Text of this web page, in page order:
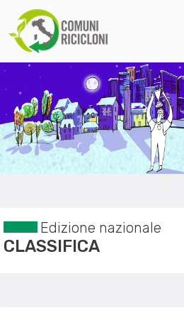
Edizione nazionale
CLASSIFICA